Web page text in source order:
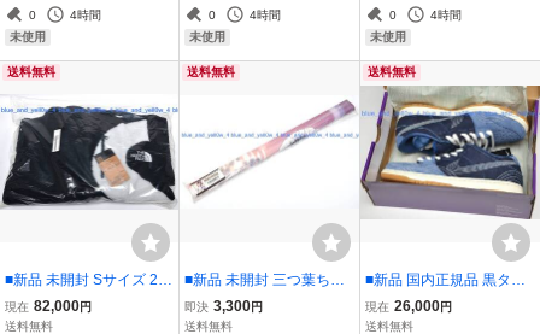
クションフィギュア
0
4時間
未使用
G MOCHA US7.5 555088
-105
0
4時間
未使用
ュリー・ノーレッジ
0
4時間
未使用
送料無料
■新品 未開封 Sサイズ 20F
W Supreme The North Fa
ce S Logo Hooded Fleec
現在 82,000円
送料無料
送料無料
■新品 未開封 三つ葉ちょ
こ 三つ葉ちょこオンリー
ショップ 限定B2タペスト
即決 3,300円
送料無料
送料無料
■新品 国内正規品 黒タグ
付き 29cm NIKE SB DUN
K LOW DENIM SASHIKO
現在 26,000円
送料無料